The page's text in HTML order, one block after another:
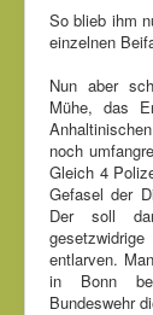
So blieb ihm
einzelnen
Nun aber
Mühe, das
noch
Gleich 4
Gefasel der
Der soll
entlarven.
in Bonn
Bundeswehr